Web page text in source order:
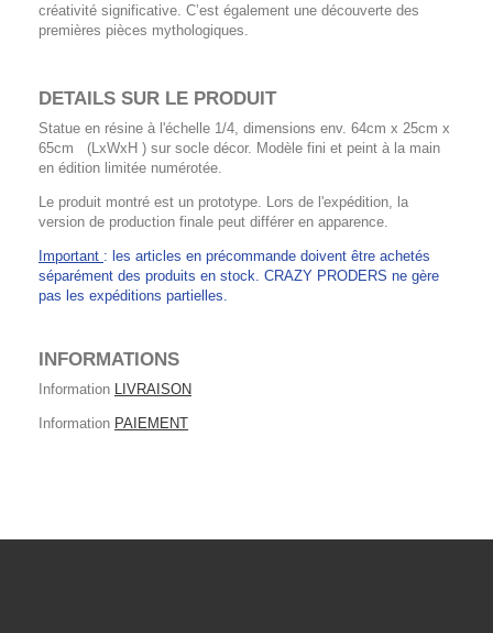
créativité significative. C’est également une découverte des
premières pièces mythologiques.
DETAILS SUR LE PRODUIT
Statue en résine à l'échelle 1/4, dimensions env. 64cm x 25cm x
65cm (LxWxH ) sur socle décor. Modèle fini et peint à la main
en édition limitée numérotée.
Le produit montré est un prototype. Lors de l'expédition, la
version de production finale peut différer en apparence.
Important : les articles en précommande doivent être achetés
séparément des produits en stock. CRAZY PRODERS ne gère
pas les expéditions partielles.
INFORMATIONS
Information LIVRAISON
Information PAIEMENT